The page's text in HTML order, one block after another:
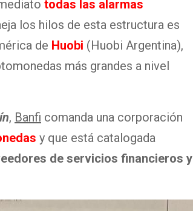
todas las alarmas
los hilos de esta estructura es
de Huobi (Huobi Argentina),
más grandes a nivel
, Banfi comanda una corporación
y que está catalogada
de servicios financieros y